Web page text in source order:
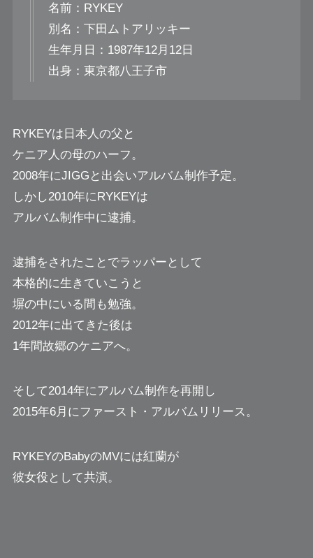
名前：RYKEY
別名：下田ムトアリッキー
生年月日：1987年12月12日
出身：東京都八王子市
RYKEYは日本人の父と
ケニア人の母のハーフ。
2008年にJIGGと出会いアルバム制作予定。
しかし2010年にRYKEYは
アルバム制作中に逮捕。
逮捕をされたことでラッパーとして
本格的に生きていこうと
塀の中にいる間も勉強。
2012年に出てきた後は
1年間故郷のケニアへ。
そして2014年にアルバム制作を再開し
2015年6月にファースト・アルバムリリース。
RYKEYのBabyのMVには紅蘭が
彼女役として共演。